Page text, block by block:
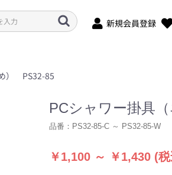
新規会員登録
） PS32-85
PCシャワー掛具
品番： PS32-85-C ～ PS32-85-W
￥1,100 ～ ￥1,430 (